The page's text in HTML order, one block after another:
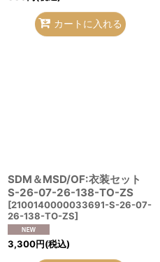
カートに入れる
SDM＆MSD/OF:衣装セット
S-26-07-26-138-TO-ZS
[2100140000033691-S-26-07-
26-138-TO-ZS]
3,300円(税込)